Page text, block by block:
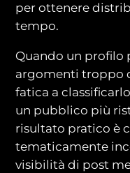
per ottenere
tempo.
Quando un profilo
argomenti troppo
fatica a
un pubblico più
risultato pratico è
tematicamente
visibilità di post